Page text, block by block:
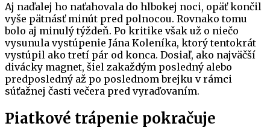
Aj naďalej ho naťahovala do hlbokej noci, opäť končil
vyše pätnásť minút pred polnocou. Rovnako tomu
bolo aj minulý týždeň. Po kritike však už o niečo
vysunula vystúpenie Jána Koleníka, ktorý tentokrát
vystúpil ako tretí pár od konca. Dosiaľ, ako najväčší
divácky magnet, šiel zakaždým posledný alebo
predposledný až po poslednom brejku v rámci
súťažnej časti večera pred vyraďovaním.
Piatkové trápenie pokračuje